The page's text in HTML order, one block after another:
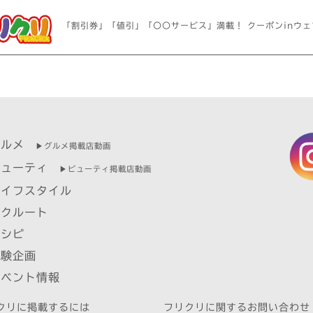
「割引券」「値引」「〇〇サービス」満載！ クーポンinウ
メ ▶︎グルメ掲載店動画
ーティ ▶︎ビューティ掲載店動画
フスタイル
ルート
ピ
企画
ント情報
リに掲載するには フリクリに関するお問い合わせ